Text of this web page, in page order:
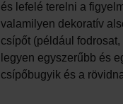
és lefelé terelni a
valamilyen dekoratív
csípőt (például
legyen egyszerűbb és
csípőbugyik és a